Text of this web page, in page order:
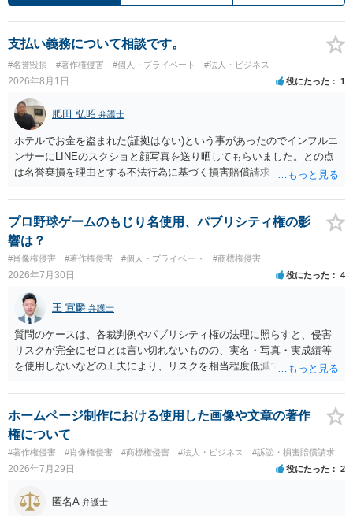
支払い義務について相談です。
#名誉毀損 #著作権侵害 #個人・プライベート #法人・ビジネス
2026年8月1日 役にたった 1
肥田 弘昭 弁護士
ホテルでお金を盗まれた(証拠はない)という事があったのでインフルエ
ンサーにLINEのスクショと顔写真を送り晒してもらいました。との点
は名誉棄損を理由とする不法行為に基づく損害賠償請求（共同不法行
その人が会社を経営しているようで仕事が飛んだとのことでその分の
賠償金と8人分の従業員の年間利益を請求すると言われています。」で
の計算がすべて損害とならないかと思いますので、損害額で争っても
良いかと思います。ご参考にしてください。
プロ野球ゲームのもじり名使用、パブリシティ権の影
響は？
#肖像権侵害 #著作権侵害 #個人・プライベート #商標権侵害
2026年7月30日 役にたった 4
王 宣麟 弁護士
質問のケースは、各裁判例やパブリシティ権の法理に照らすと、侵害
リスクが完全にゼロとは言い切れないものの、実名・写真・実成績等
を使用しないなどの工夫により、リスクを相当程度低減できる設計に
推測できる」という点は、裁判で争われた場合に「専ら顧客吸引力の
利用を目的とする」と判断される余地を残すため、一定の注意が必要
です。 また、広告収益の有無は、侵害判断に一定の影響を与える可能
性がありますが、決定的要因ではありません。 パブリシティ権侵害の
成否は、主に「専ら顧客吸引力の利用を目的とするか」という点で判
断されます。広告収益があることは「商業的目的」を強く示す要素で
すが、それだけで直ちに侵害となるわけではありません。完全無償・
非営利であれば「表現の自由」「創作物」としての側面が強く評価さ
ホームページ制作における使用した画像や文章の著作
権について
#著作権侵害 #肖像権侵害 #商標権侵害 #法人・ビジネス #訴訟・損害賠償請求
2026年7月29日 役にたった 2
匿名A 弁護士